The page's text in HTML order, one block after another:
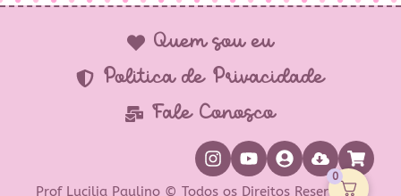
Quem sou eu
Política de Privacidade
Fale Conosco
Prof Lucilia Paulino © Todos os Direitos Reservados
0